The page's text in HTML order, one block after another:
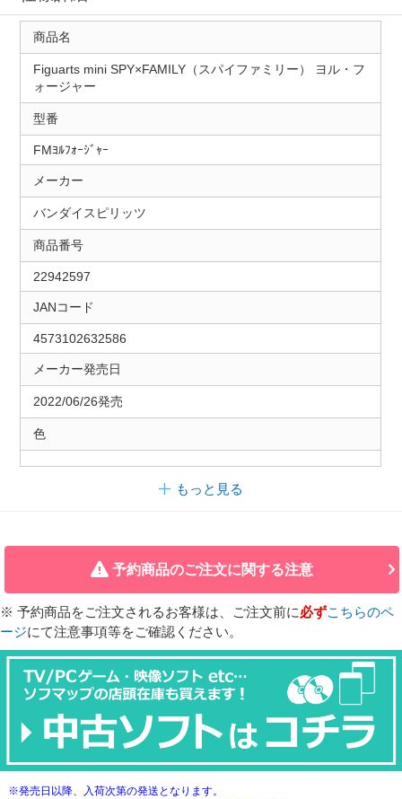
商品名
Figuarts mini SPY×FAMILY（スパイファミリー） ヨル・フ
ォージャー
型番
FMﾖﾙﾌｫｰｼﾞｬｰ
メーカー
バンダイスピリッツ
商品番号
22942597
JANコード
4573102632586
メーカー発売日
2022/06/26発売
色
もっと見る
予約商品のご注文に関する注意
※ 予約商品をご注文されるお客様は、ご注文前に必ずこちらのペ
ージにて注意事項等をご確認ください。
※発売日以降、入荷次第の発送となります。